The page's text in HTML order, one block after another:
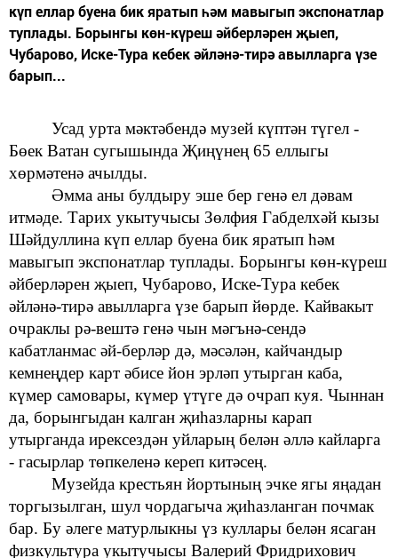
күп еллар буена бик яратып һәм мавыгып экспонатлар
туплады. Борынгы көн-күреш әйберләрен җыеп,
Чубарово, Иске-Тура кебек әйләнә-тирә авылларга үзе
барып...
Усад урта мәктәбендә музей күптән түгел -
Бөек Ватан сугышында Җиңүнең 65 еллыгы
хөрмәтенә ачылды.
Әмма аны булдыру эше бер генә ел дәвам
итмәде. Тарих укытучысы Зөлфия Габделхәй кызы
Шәйдуллина күп еллар буена бик яратып һәм
мавыгып экспонатлар туплады. Борынгы көн-күреш
әйберләрен җыеп, Чубарово, Иске-Тура кебек
әйләнә-тирә авылларга үзе барып йөрде. Кайвакыт
очраклы рә-вештә генә чын мәгънә-сендә
кабатланмас әй-берләр дә, мәсәлән, кайчандыр
кемнеңдер карт әбисе йон эрләп утырган каба,
күмер самовары, күмер үтүге дә очрап куя. Чыннан
да, борынгыдан калган җиһазларны карап
утырганда ирексездән уйларың белән әллә кайларга
- гасырлар төпкеленә кереп китәсең.
Музейда крестьян йортының эчке ягы яңадан
торгызылган, шул чордагыча җиһазланган почмак
бар. Бу әлеге матурлыкны үз куллары белән ясаган
физкультура укытучысы Валерий Фридрихович